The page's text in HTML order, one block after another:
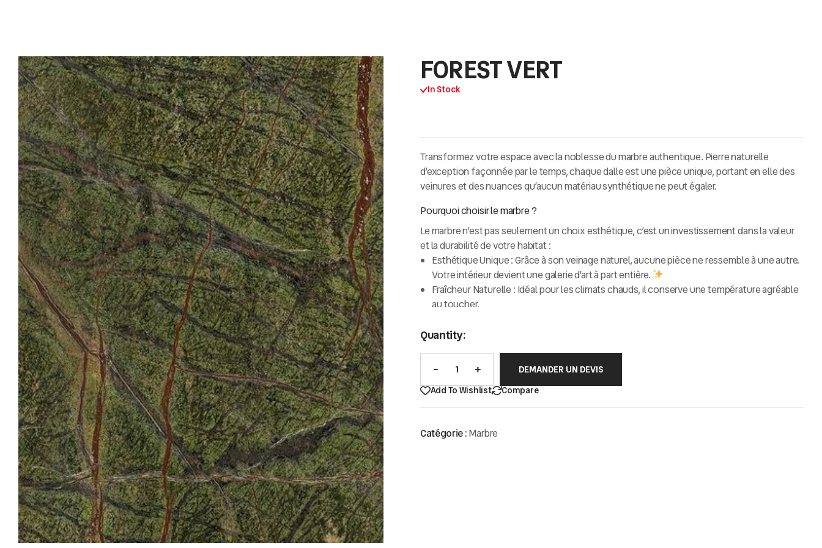
FOREST VERT
In Stock
Transformez votre espace avec la noblesse dumarbre authentique. Pierre naturelle
d’exception façonnée par le temps, chaque dalle est une pièce unique, portant en elle des
veinures et des nuances qu’aucun matériau synthétique ne peut égaler.
Pourquoi choisir le marbre ?
Le marbre n’est pas seulement un choix esthétique, c’est un investissement dans la valeur
et la durabilité de votre habitat :
Esthétique Unique :Grâce à son veinage naturel, aucune pièce ne ressemble à une autre.
Votre intérieur devient une galerie d’art à part entière.
Fraîcheur Naturelle : Idéal pour les climats chauds, il conserve une température agréable
au toucher.
son éclat.
ou les éléments décoratifs.
Quantity:
DEMANDER UN DEVIS
Add To Wishlist
Compare
Catégorie :Marbre